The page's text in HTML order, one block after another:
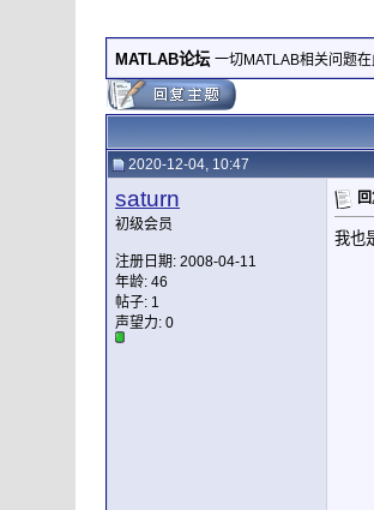
MATLAB论坛 一切MATLAB相关问题在
2020-12-04, 10:47
saturn
初级会员
注册日期: 2008-04-11
年龄: 46
帖子: 1
声望力: 0
我也